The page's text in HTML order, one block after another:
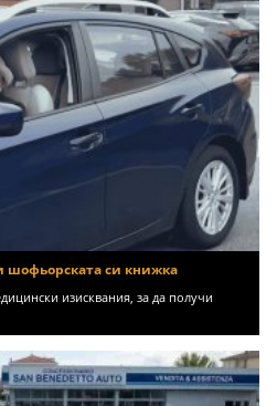
шофьорската си книжка
изисквания, за да получи